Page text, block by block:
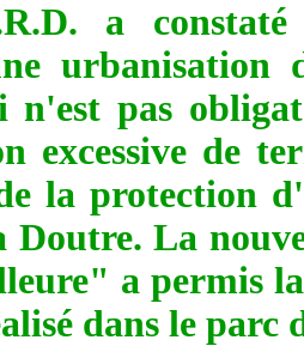
a
urbanisation
n'est pas
excessive de
la protection
Doutre. La
a permis
dans le parc